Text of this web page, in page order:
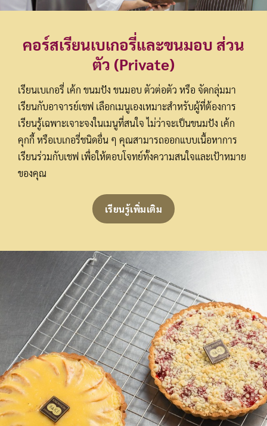
คอร์สเรียนเบเกอรี่และขนมอบ ส่วน
ตัว (Private)
เรียนเบเกอรี่ เค้ก ขนมปัง ขนมอบ ตัวต่อตัว หรือ จัดกลุ่มมา
เรียนกับอาจารย์เชฟ เลือกเมนูเองเหมาะสำหรับผู้ที่ต้องการ
เรียนรู้เฉพาะเจาะจงในเมนูที่สนใจ ไม่ว่าจะเป็นขนมปัง เค้ก
คุกกี้ หรือเบเกอรี่ชนิดอื่น ๆ คุณสามารถออกแบบเนื้อหาการ
เรียนร่วมกับเชฟ เพื่อให้ตอบโจทย์ทั้งความสนใจและเป้าหมาย
ของคุณ
เรียนรู้เพิ่มเติม